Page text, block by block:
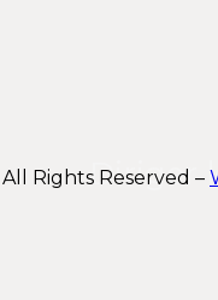
Diriger
Rights Reserved –